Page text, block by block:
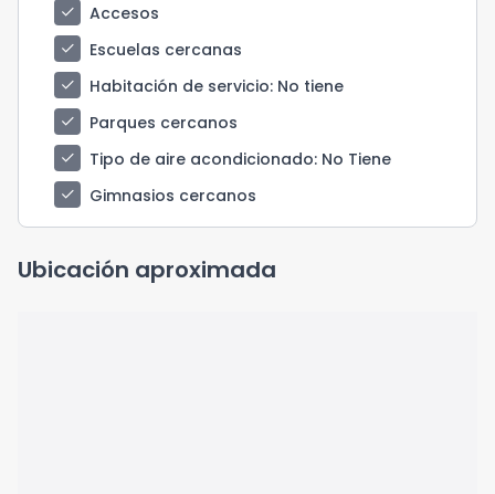
check
Accesos
check
Escuelas cercanas
check
Habitación de servicio: No tiene
check
Parques cercanos
check
Tipo de aire acondicionado: No Tiene
check
Gimnasios cercanos
Ubicación aproximada